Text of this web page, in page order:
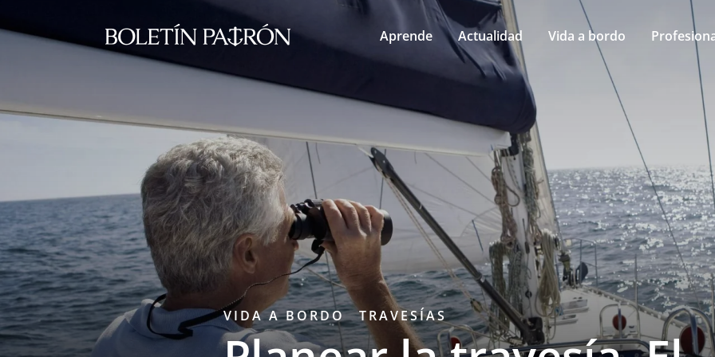
Aprende Actualidad Vida a bordo
VIDA A BORDO TRAVESÍAS